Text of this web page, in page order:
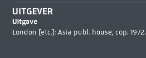
UITGEVER
Uitgave
London [etc.]: Asia publ. house, cop. 1972.